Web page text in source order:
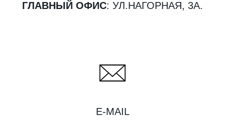
ГЛАВНЫЙ ОФИС: УЛ.НАГОРНАЯ, 3А.
E-MAIL